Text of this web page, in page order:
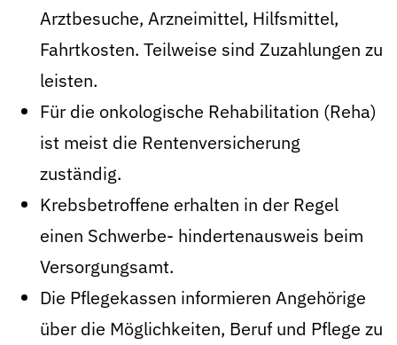
Arztbesuche, Arzneimittel, Hilfsmittel,
Fahrtkosten. Teilweise sind Zuzahlungen zu
leisten.
Für die onkologische Rehabilitation (Reha)
ist meist die Rentenversicherung
zuständig.
Krebsbetroffene erhalten in der Regel
einen Schwerbe- hindertenausweis beim
Versorgungsamt.
Die Pflegekassen informieren Angehörige
über die Möglichkeiten, Beruf und Pflege zu